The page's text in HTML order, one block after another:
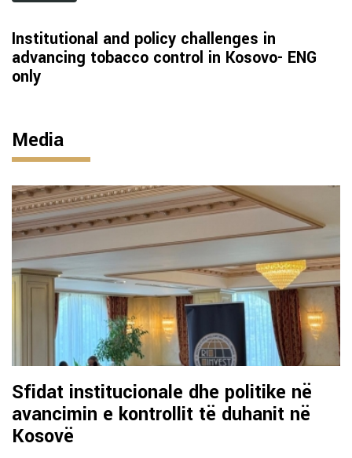
Institutional and policy challenges in
advancing tobacco control in Kosovo- ENG
only
Media
Sfidat institucionale dhe politike në
avancimin e kontrollit të duhanit në
Kosovë